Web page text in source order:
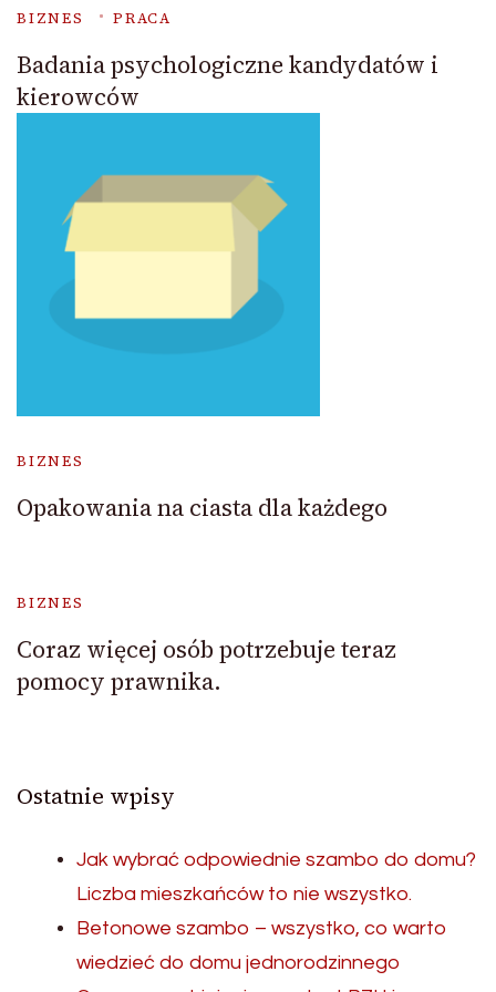
BIZNES PRACA
Badania psychologiczne kandydatów i
kierowców
BIZNES
Opakowania na ciasta dla każdego
BIZNES
Coraz więcej osób potrzebuje teraz
pomocy prawnika.
Ostatnie wpisy
Jak wybrać odpowiednie szambo do domu?
Liczba mieszkańców to nie wszystko.
Betonowe szambo – wszystko, co warto
wiedzieć do domu jednorodzinnego